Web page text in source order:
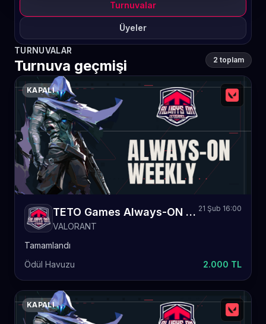
Turnuvalar
Üyeler
TURNUVALAR
Turnuva geçmişi 2 toplam
KAPALI
TETO Games Always-ON Valorant Weekly 31
VALORANT
21 Şub 16:00
Tamamlandı
Ödül Havuzu
2.000 TL
KAPALI